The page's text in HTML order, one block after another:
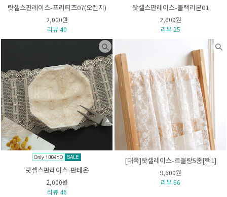
랏셀스판레이스-프리티즈07(오렌지)
2,000원
리뷰 40
랏셀스판레이스-블랙리본01
2,000원
리뷰 25
랏셀스판레이스-판테온
2,000원
리뷰 46
[대폭]랏셀레이스-르블랑5종[택1]
9,600원
리뷰 66